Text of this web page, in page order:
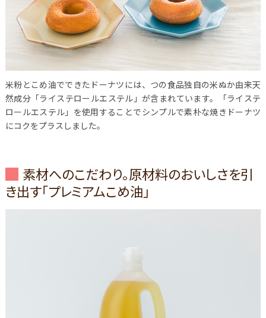
米粉とこめ油でできたドーナツには、つの食品独自の米ぬか由来天
然成分「ライステロールエステル」が含まれています。「ライステ
ロールエステル」を使用することでシンプルで素朴な焼きドーナツ
にコクをプラスしました。
素材へのこだわり。原材料のおいしさを引
き出す「プレミアムこめ油」